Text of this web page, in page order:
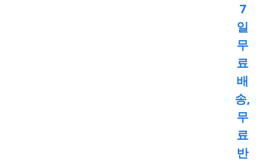
7
일
무
료
배
송,
무
료
반